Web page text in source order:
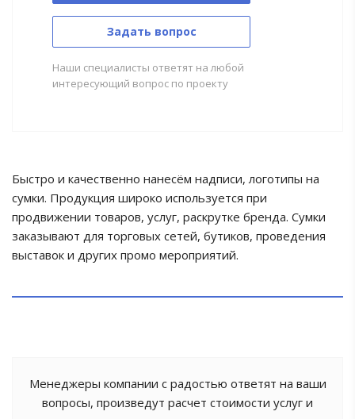
Задать вопрос
Наши специалисты ответят на любой
интересующий вопрос по проекту
Быстро и качественно нанесём надписи, логотипы на
сумки. Продукция широко используется при
продвижении товаров, услуг, раскрутке бренда. Сумки
заказывают для торговых сетей, бутиков, проведения
выставок и других промо мероприятий.
Менеджеры компании с радостью ответят на ваши
вопросы, произведут расчет стоимости услуг и